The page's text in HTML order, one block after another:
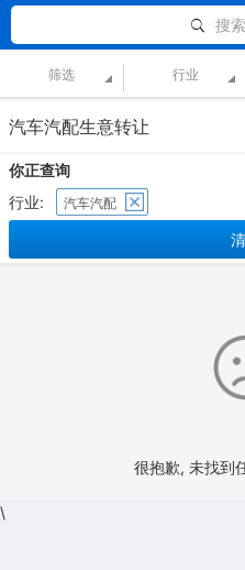
搜
筛选 行业
汽车汽配生意转让
你正查询
行业:
汽车汽配
很抱歉, 未找到
\